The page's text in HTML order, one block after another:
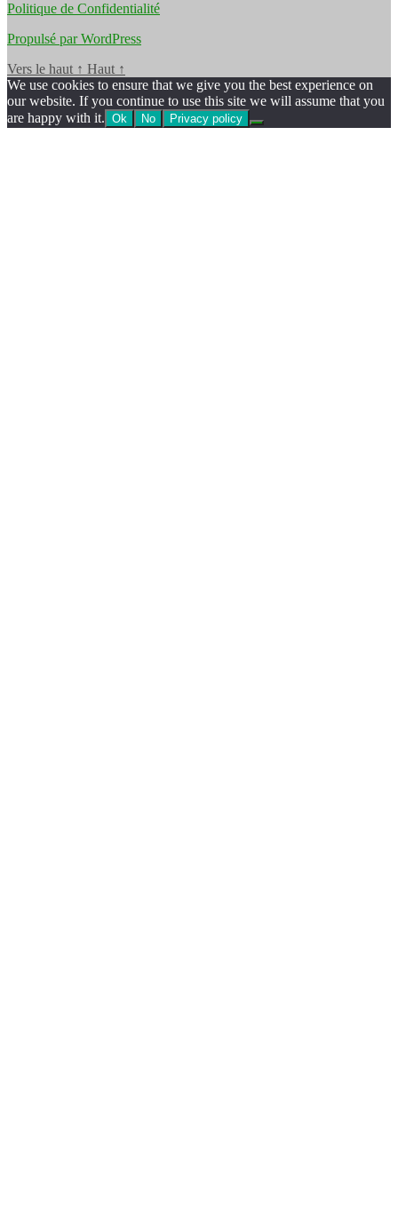
Politique de Confidentialité
Propulsé par WordPress
Vers le haut ↑ Haut ↑
We use cookies to ensure that we give you the best experience on
our website. If you continue to use this site we will assume that you
are happy with it. Ok No Privacy policy